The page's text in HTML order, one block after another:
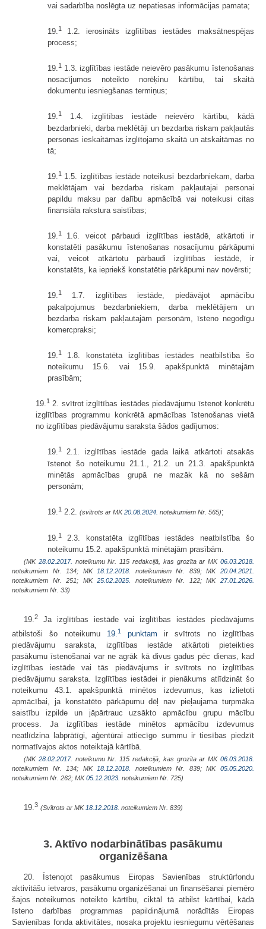
vai sadarbība noslēgta uz nepatiesas informācijas pamata;
19.1 1.2. ierosināts izglītības iestādes maksātnespējas
process;
19.1 1.3. izglītības iestāde neievēro pasākumu īstenošanas
nosacījumos noteikto norēķinu kārtību, tai skaitā
dokumentu iesniegšanas termiņus;
19.1
1.4. izglītības iestāde neievēro kārtību, kādā
bezdarbnieki, darba meklētāji un bezdarba riskam pakļautās
personas ieskaitāmas izglītojamo skaitā un atskaitāmas no
tā;
19.1 1.5. izglītības iestāde noteikusi bezdarbniekam, darba
meklētājam vai bezdarba riskam pakļautajai personai
papildu maksu par dalību apmācībā vai noteikusi citas
finansiāla rakstura saistības;
19.1 1.6. veicot pārbaudi izglītības iestādē, atkārtoti ir
konstatēti pasākumu īstenošanas nosacījumu pārkāpumi
vai, veicot atkārtotu pārbaudi izglītības iestādē, ir
konstatēts, ka iepriekš konstatētie pārkāpumi nav novērsti;
19.1
1.7. izglītības iestāde, piedāvājot apmācību
pakalpojumus bezdarbniekiem, darba meklētājiem un
bezdarba riskam pakļautajām personām, īsteno negodīgu
komercpraksi;
19. 1 1.8. konstatēta izglītības iestādes neatbilstība šo
noteikumu 15.6. vai 15.9. apakšpunktā minētajām
prasībām;
19.1 2. svītrot izglītības iestādes piedāvājumu īstenot konkrētu
izglītības programmu konkrētā apmācības īstenošanas vietā
no izglītības piedāvājumu saraksta šādos gadījumos:
19.1
2.1. izglītības iestāde gada laikā atkārtoti atsakās
īstenot šo noteikumu 21.1., 21.2. un 21.3. apakšpunktā
minētās apmācības grupā ne mazāk kā no sešām
personām;
19. 1 2.2. (svītrots ar MK20.08.2024. noteikumiem Nr. 565);
19.1 2.3. konstatēta izglītības iestādes neatbilstība šo
noteikumu 15.2. apakšpunktā minētajām prasībām.
(MK 28.02.2017. noteikumu Nr. 115 redakcijā, kas grozīta ar MK06.03.2018.
noteikumiem Nr. 134; MK 18.12.2018. noteikumiem Nr. 839; MK20.04.2021.
noteikumiem Nr. 251; MK25.02.2025. noteikumiem Nr. 122; MK27.01.2026.
noteikumiem Nr. 33)
19.2
Ja izglītības iestāde vai izglītības iestādes piedāvājums
atbilstoši šo noteikumu 19.1 punktam ir svītrots no izglītības
piedāvājumu saraksta, izglītības iestāde atkārtoti pieteikties
pasākumu īstenošanai var ne agrāk kā divus gadus pēc dienas, kad
izglītības iestāde vai tās piedāvājums ir svītrots no izglītības
piedāvājumu saraksta. Izglītības iestādei ir pienākums atlīdzināt šo
noteikumu 43.1. apakšpunktā minētos izdevumus, kas izlietoti
apmācībai, ja konstatēto pārkāpumu dēļ nav pieļaujama turpmāka
saistību izpilde un jāpārtrauc uzsākto apmācību grupu mācību
process. Ja izglītības iestāde minētos apmācību izdevumus
neatlīdzina labprātīgi, aģentūrai attiecīgo summu ir tiesības piedzīt
normatīvajos aktos noteiktajā kārtībā.
(MK 28.02.2017. noteikumu Nr. 115 redakcijā, kas grozīta ar MK06.03.2018.
noteikumiem Nr. 134; MK 18.12.2018. noteikumiem Nr. 839; MK05.05.2020.
noteikumiem Nr. 262; MK05.12.2023. noteikumiem Nr. 725)
19.3 (Svītrots ar MK 18.12.2018. noteikumiem Nr. 839)
3. Aktīvo nodarbinātības pasākumu
organizēšana
20. Īstenojot pasākumus Eiropas Savienības struktūrfondu
aktivitāšu ietvaros, pasākumu organizēšanai un finansēšanai piemēro
šajos noteikumos noteikto kārtību, ciktāl tā atbilst kārtībai, kādā
īsteno darbības programmas papildinājumā norādītās Eiropas
Savienības fonda aktivitātes, nosaka projektu iesniegumu vērtēšanas